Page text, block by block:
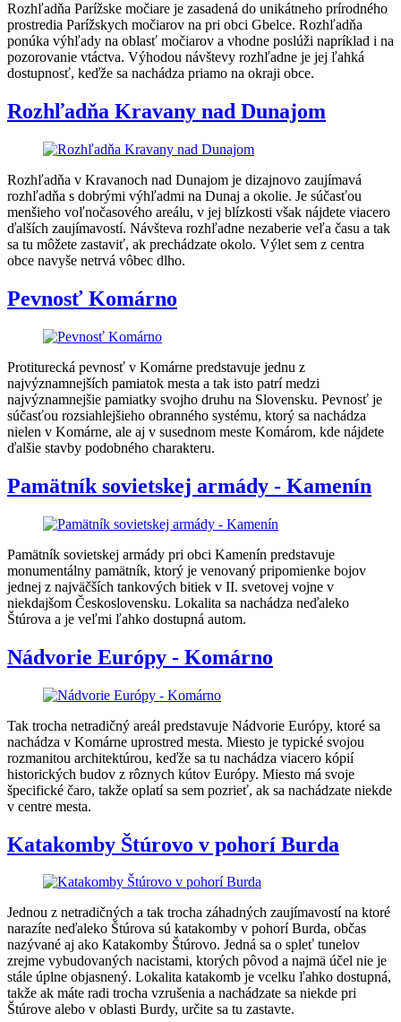
Rozhľadňa Parížske močiare je zasadená do unikátneho prírodného
prostredia Parížskych močiarov na pri obci Gbelce. Rozhľadňa
ponúka výhľady na oblasť močiarov a vhodne poslúži napríklad i na
pozorovanie vtáctva. Výhodou návštevy rozhľadne je jej ľahká
dostupnosť, keďže sa nachádza priamo na okraji obce.
Rozhľadňa Kravany nad Dunajom
Rozhľadňa v Kravanoch nad Dunajom je dizajnovo zaujímavá
rozhľadňa s dobrými výhľadmi na Dunaj a okolie. Je súčasťou
menšieho voľnočasového areálu, v jej blízkosti však nájdete viacero
ďalších zaujímavostí. Návšteva rozhľadne nezaberie veľa času a tak
sa tu môžete zastaviť, ak prechádzate okolo. Výlet sem z centra
obce navyše netrvá vôbec dlho.
Pevnosť Komárno
Protiturecká pevnosť v Komárne predstavuje jednu z
najvýznamnejších pamiatok mesta a tak isto patrí medzi
najvýznamnejšie pamiatky svojho druhu na Slovensku. Pevnosť je
súčasťou rozsiahlejšieho obranného systému, ktorý sa nachádza
nielen v Komárne, ale aj v susednom meste Komárom, kde nájdete
ďalšie stavby podobného charakteru.
Pamätník sovietskej armády - Kamenín
Pamätník sovietskej armády pri obci Kamenín predstavuje
monumentálny pamätník, ktorý je venovaný pripomienke bojov
jednej z najväčších tankových bitiek v II. svetovej vojne v
niekdajšom Československu. Lokalita sa nachádza neďaleko
Štúrova a je veľmi ľahko dostupná autom.
Nádvorie Európy - Komárno
Tak trocha netradičný areál predstavuje Nádvorie Európy, ktoré sa
nachádza v Komárne uprostred mesta. Miesto je typické svojou
rozmanitou architektúrou, keďže sa tu nachádza viacero kópií
historických budov z rôznych kútov Európy. Miesto má svoje
špecifické čaro, takže oplatí sa sem pozrieť, ak sa nachádzate niekde
v centre mesta.
Katakomby Štúrovo v pohorí Burda
Jednou z netradičných a tak trocha záhadných zaujímavostí na ktoré
narazíte neďaleko Štúrova sú katakomby v pohorí Burda, občas
nazývané aj ako Katakomby Štúrovo. Jedná sa o spleť tunelov
zrejme vybudovaných nacistami, ktorých pôvod a najmä účel nie je
stále úplne objasnený. Lokalita katakomb je vcelku ľahko dostupná,
takže ak máte radi trocha vzrušenia a nachádzate sa niekde pri
Štúrove alebo v oblasti Burdy, určite sa tu zastavte.